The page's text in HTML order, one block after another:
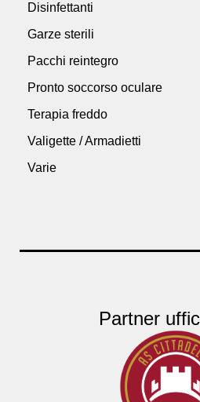
Disinfettanti
Garze sterili
Pacchi reintegro
Pronto soccorso oculare
Terapia freddo
Valigette / Armadietti
Varie
Partner